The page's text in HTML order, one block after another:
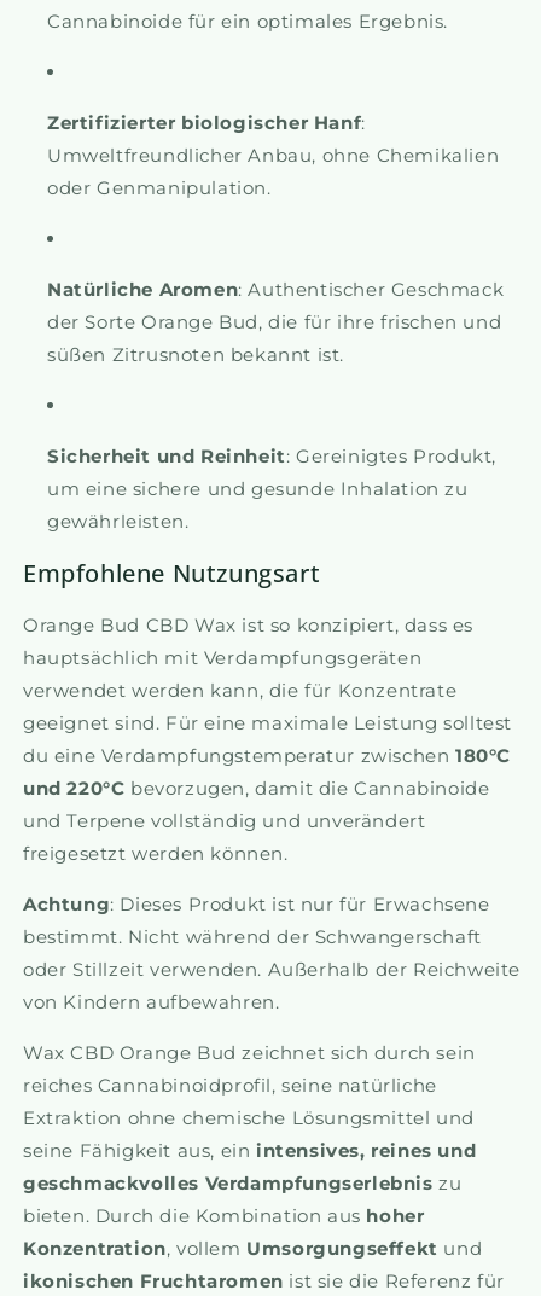
Cannabinoide für ein optimales Ergebnis.
Zertifizierter biologischer Hanf:
Umweltfreundlicher Anbau, ohne Chemikalien
oder Genmanipulation.
Natürliche Aromen: Authentischer Geschmack
der Sorte Orange Bud, die für ihre frischen und
süßen Zitrusnoten bekannt ist.
Sicherheit und Reinheit: Gereinigtes Produkt,
um eine sichere und gesunde Inhalation zu
gewährleisten.
Empfohlene Nutzungsart
Orange Bud CBD Wax ist so konzipiert, dass es
hauptsächlich mit Verdampfungsgeräten
verwendet werden kann, die für Konzentrate
geeignet sind. Für eine maximale Leistung solltest
du eine Verdampfungstemperatur zwischen180°C
und 220°C bevorzugen, damit die Cannabinoide
und Terpene vollständig und unverändert
freigesetzt werden können.
Achtung: Dieses Produkt ist nur für Erwachsene
bestimmt. Nicht während der Schwangerschaft
oder Stillzeit verwenden. Außerhalb der Reichweite
von Kindern aufbewahren.
Wax CBD Orange Bud zeichnet sich durch sein
reiches Cannabinoidprofil, seine natürliche
Extraktion ohne chemische Lösungsmittel und
seine Fähigkeit aus, einintensives, reines und
geschmackvolles Verdampfungserlebnis zu
bieten. Durch die Kombination aus hoher
Konzentration, vollem Umsorgungseffekt und
ikonischen Fruchtaromen ist sie die Referenz für